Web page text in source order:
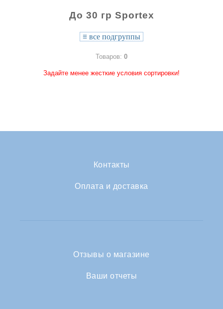
До 30 гр Sportex
≡ все подгруппы
Товаров: 0
Задайте менее жесткие условия сортировки!
Контакты
Оплата и доставка
Отзывы о магазине
Ваши отчеты